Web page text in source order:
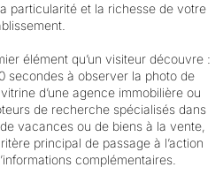
particularité et la richesse de votre
élément qu’un visiteur découvre :
secondes à observer la photo de
d’une agence immobilière ou
de recherche spécialisés dans
vacances ou de biens à la vente,
principal de passage à l’action
complémentaires.